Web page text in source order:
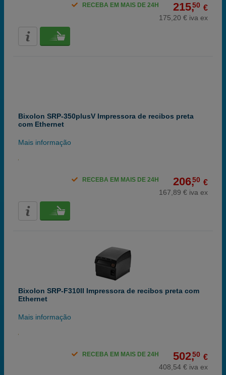
215,50 €
175,20 € iva ex
RECEBA EM MAIS DE 24H
Bixolon SRP-350plusV Impressora de recibos preta
com Ethernet
Mais informação
206,50 €
167,89 € iva ex
RECEBA EM MAIS DE 24H
Bixolon SRP-F310II Impressora de recibos preta com
Ethernet
Mais informação
502,50 €
408,54 € iva ex
RECEBA EM MAIS DE 24H